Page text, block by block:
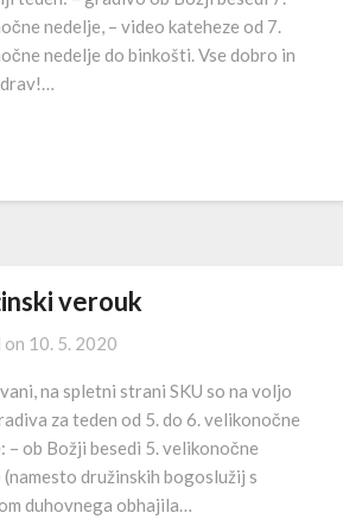
nedelje, – video kateheze od 7.
nedelje do binkošti. Vse dobro in
verouk
on 10. 5. 2020
na spletni strani SKU so na voljo
za teden od 5. do 6. velikonočne
– ob Božji besedi 5. velikonočne
(namesto družinskih bogoslužij s
duhovnega obhajila…